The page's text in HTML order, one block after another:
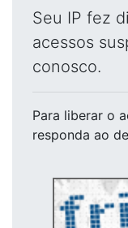
Seu IP fez
acessos
conosco.
Para liberar o
responda ao